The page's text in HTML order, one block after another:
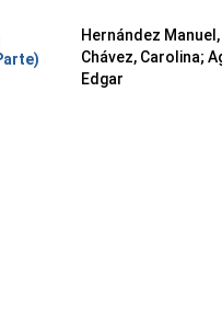
Hernández
Chávez, Carolina;
Edgar